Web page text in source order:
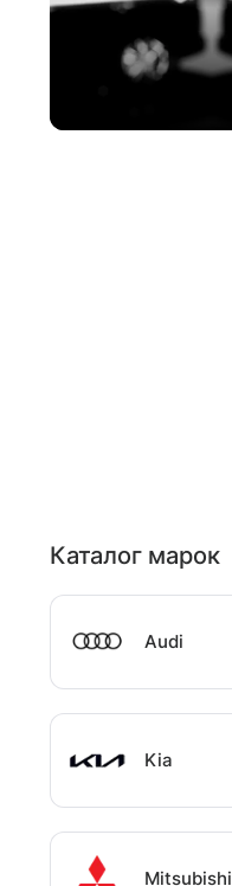
Каталог марок
Audi
Kia
Mitsubishi